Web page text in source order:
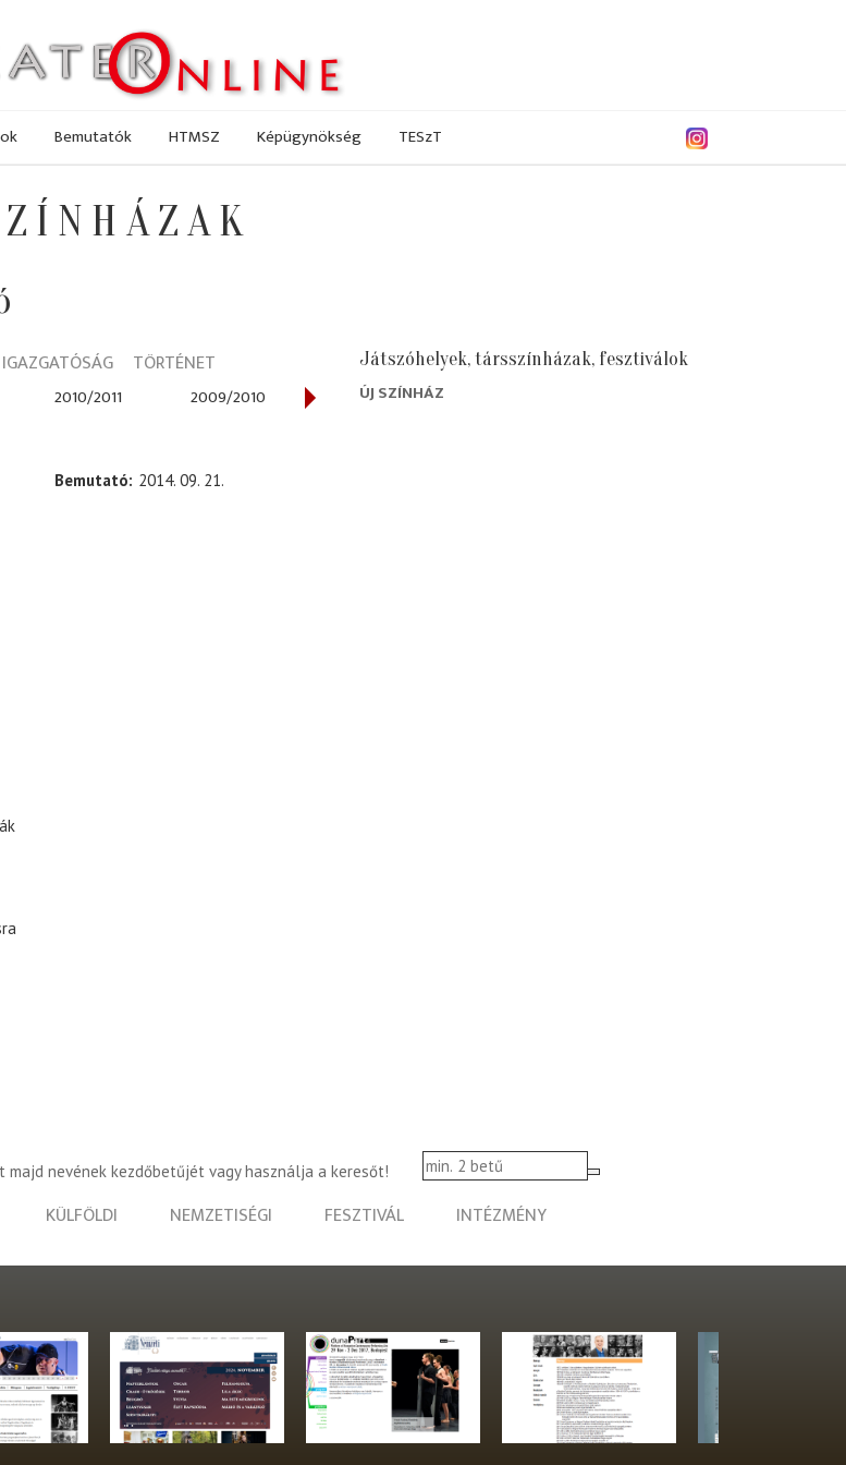
Bemutatók HTMSZ Képügynökség TESzT
IGAZGATÓSÁG TÖRTÉNET
2010/2011 2009/2010 2008/2009
Bemutató 2014. 09. 21.
Játszóhelyek, társszínházak, fesztiválok
ÚJ SZÍNHÁZ
nevének kezdőbetűjét vagy használja a keresőt!
KÜLFÖLDI NEMZETISÉGI FESZTIVÁL INTÉZMÉNY